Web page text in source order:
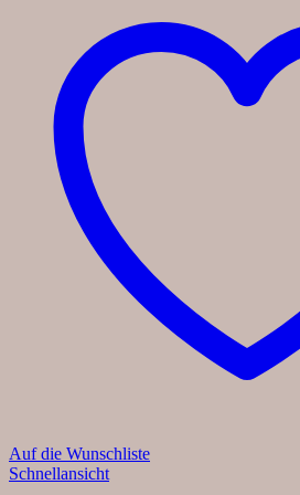
Auf die Wunschliste
Schnellansicht